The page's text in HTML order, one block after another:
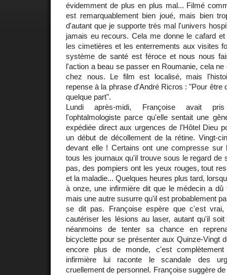
évidemment de plus en plus mal... Filmé
est remarquablement bien joué, mais bien
d'autant que je supporte très mal l'univers
jamais eu recours. Cela me donne le cafard
les cimetières et les enterrements aux visites
système de santé est féroce et nous nous
l'action a beau se passer en Roumanie, cela
chez nous. Le film est localisé, mais
repense à la phrase d'André Ricros : "Pour être
quelque part".
Lundi après-midi, Françoise avait
l'ophtalmologiste parce qu'elle sentait une
expédiée direct aux urgences de l'Hôtel Dieu
un début de décollement de la rétine. Vingt-
devant elle ! Certains ont une compresse
tous les journaux qu'il trouve sous le regard de
pas, des pompiers ont les yeux rouges, tout
et la maladie... Quelques heures plus tard,
à onze, une infirmière dit que le médecin a dû
mais une autre susurre qu'il est probablement
se dit pas. Françoise espère que c'est
cautériser les lésions au laser, autant qu'il
néanmoins de tenter sa chance en
bicyclette pour se présenter aux Quinze-Vingt
encore plus de monde, c'est complètement
infirmière lui raconte le scandale des
cruellement de personnel. Françoise suggère